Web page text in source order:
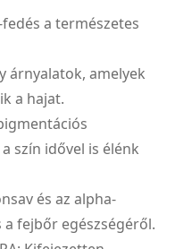
fedés a természetes
árnyalatok, amelyek
a hajat.
szín idővel is élénk
és az alpha-
fejbőr egészségéről.